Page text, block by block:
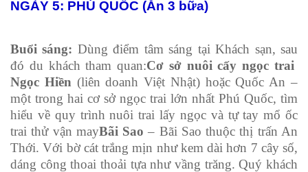
NGÀY 5: PHÚ QUỐC (Ăn 3 bữa)
Buổi sáng: Dùng điểm tâm sáng tại Khách sạn, sau
đó du khách tham quan:Cơ sở nuôi cấy ngọc trai
Ngọc Hiền (liên doanh Việt Nhật) hoặc Quốc An –
một trong hai cơ sở ngọc trai lớn nhất Phú Quốc, tìm
hiểu về quy trình nuôi trai lấy ngọc và tự tay mổ ốc
trai thử vận mayBãi Sao – Bãi Sao thuộc thị trấn An
Thới. Với bờ cát trắng mịn như kem dài hơn 7 cây số,
dáng công thoai thoải tựa như vầng trăng. Quý khách